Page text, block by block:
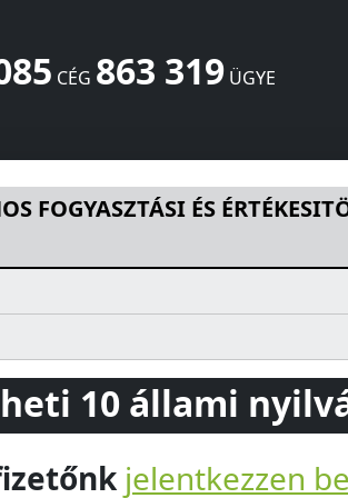
CÉG 863 319ÜGYE
SZÖVETKEZET Szabadság u
FOGYASZTÁSI ÉS
10 állami
jelentkezzen be